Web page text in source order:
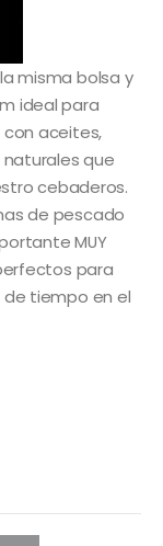
misma bolsa y
ideal para
aceites,
que
cebaderos.
de pescado
MUY
perfectos para
tiempo en el